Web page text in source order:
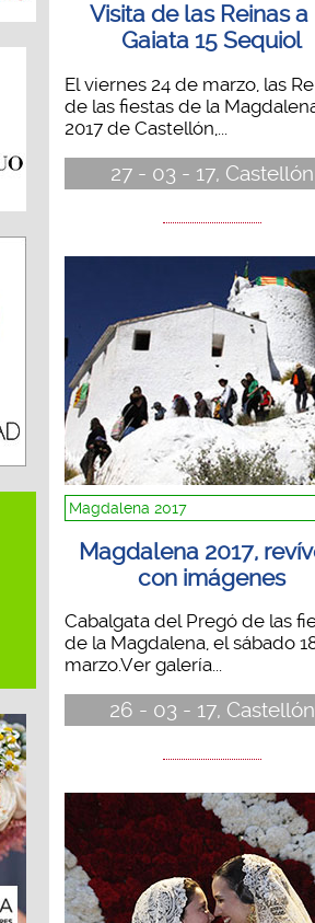
Visita de las Reinas a
Gaiata 15 Sequiol
El viernes 24 de marzo, las
de las fiestas de la
2017 de Castellón,...
27 - 03 - 17, Castellón
Magdalena 2017
Magdalena 2017,
con imágenes
Cabalgata del Pregó de las
de la Magdalena, el sábado
marzo.Ver galería...
26 - 03 - 17, Castellón